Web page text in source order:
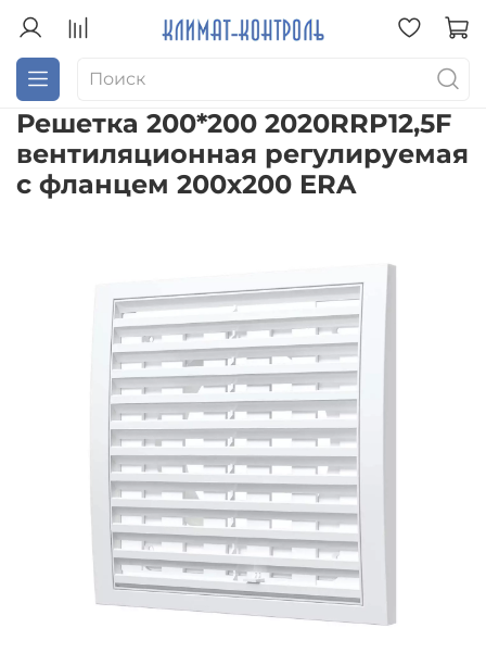
Решетка 200*200 2020RRP12,5F
вентиляционная регулируемая
с фланцем 200х200 ERA